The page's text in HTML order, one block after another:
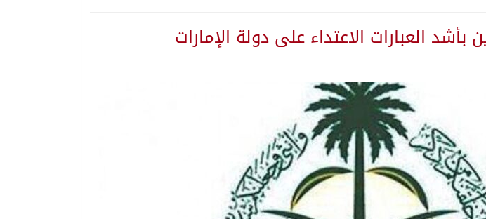
قدرات الاستجابة
بعد حرب إيران والبنتاغون يلتزم الصمت
بأشد العبارات الاعتداء على دولة الإمارات